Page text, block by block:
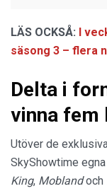
LÄS OCKSÅ: I
säsong 3 – flera
Delta i
vinna
Utöver de
SkyShowtime
King, Moblandoch